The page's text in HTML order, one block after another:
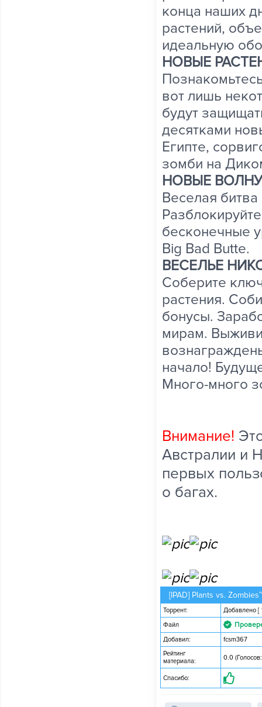
конца наших
растений,
идеальную
НОВЫЕ
вот лишь
будут
десятками
Египте,
зомби на
НОВЫЕ
Веселая
бесконечные
Big Bad Butte.
ВЕСЕЛЬЕ
Соберите
растения.
бонусы.
мирам.
начало!
Много-много
Внимание!
Австралии и
первых
о багах.
[IPAD] Plants vs.
Торрент: Добавлено [
Файл
Добавил:
fcsm367
Рейтинг
материала:
0.0
Спасибо: